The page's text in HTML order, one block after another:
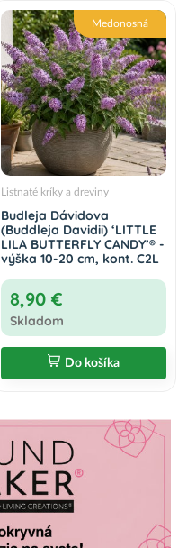
Medonosná
Listnaté kríky a dreviny
Budleja Dávidova
(Buddleja Davidii) ‘LITTLE
LILA BUTTERFLY CANDY’® -
výška 10-20 cm, kont. C2L
8,90 €
Skladom
Do košíka